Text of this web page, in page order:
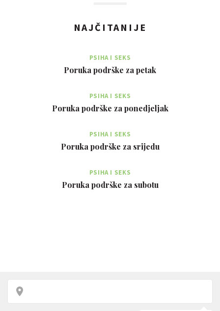
NAJČITANIJE
PSIHA I SEKS
Poruka podrške za petak
PSIHA I SEKS
Poruka podrške za ponedjeljak
PSIHA I SEKS
Poruka podrške za srijedu
PSIHA I SEKS
Poruka podrške za subotu